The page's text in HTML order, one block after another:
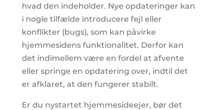
hvad den indeholder. Nye opdateringer kan
i nogle tilfælde introducere fejl eller
konflikter (bugs), som kan påvirke
hjemmesidens funktionalitet. Derfor kan
det indimellem være en fordel at afvente
eller springe en opdatering over, indtil det
er afklaret, at den fungerer stabilt.
Er du nystartet hjemmesideejer, bør det